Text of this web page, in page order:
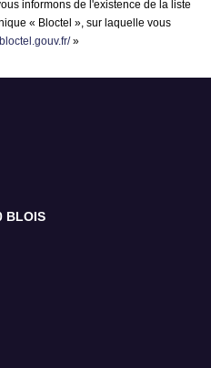
informons de l'existence de la liste
« Bloctel », sur laquelle vous
»
BLOIS